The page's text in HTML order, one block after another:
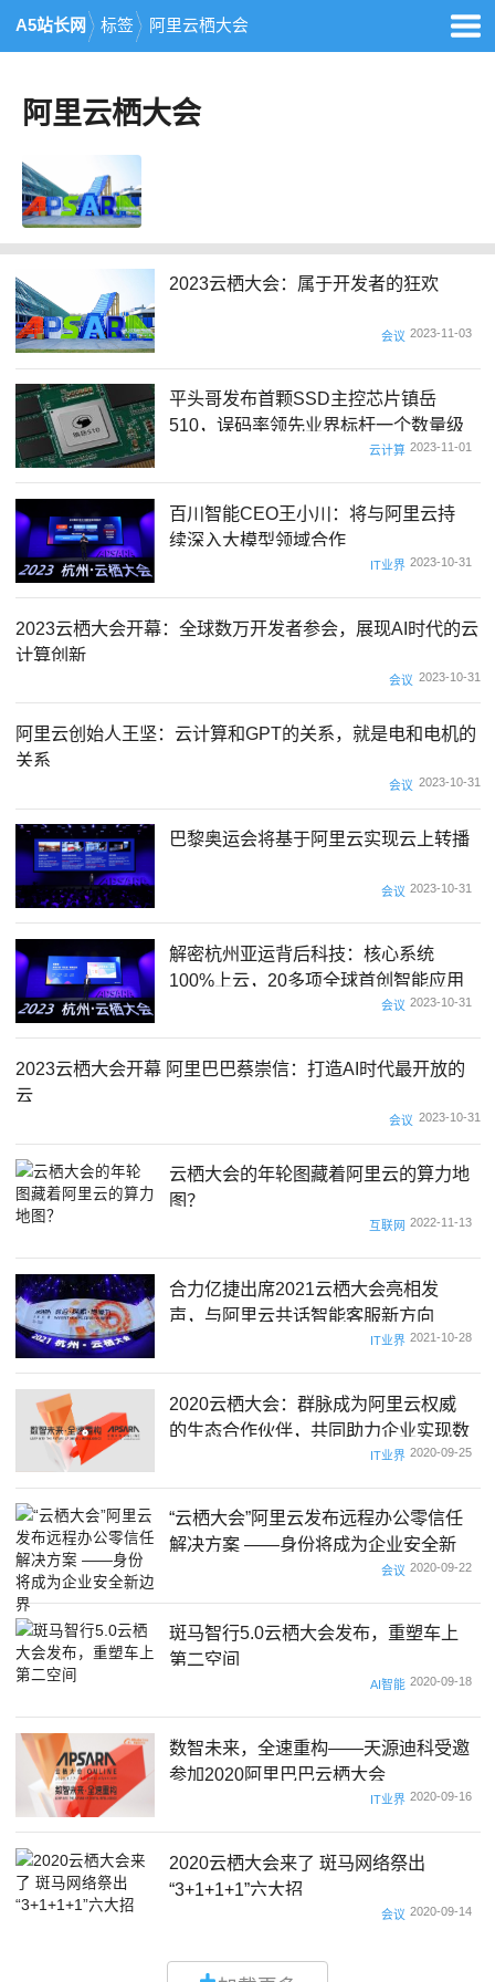
A5站长网 标签 阿里云栖大会
阿里云栖大会
2023云栖大会：属于开发者的狂欢
会议 2023-11-03
平头哥发布首颗SSD主控芯片镇岳
510，误码率领先业界标杆一个数量级
云计算 2023-11-01
百川智能CEO王小川：将与阿里云持
续深入大模型领域合作
IT业界 2023-10-31
2023云栖大会开幕：全球数万开发者参会，展现AI时代的云
计算创新
会议 2023-10-31
阿里云创始人王坚：云计算和GPT的关系，就是电和电机的
关系
会议 2023-10-31
巴黎奥运会将基于阿里云实现云上转播
会议 2023-10-31
解密杭州亚运背后科技：核心系统
100%上云，20多项全球首创智能应用
会议 2023-10-31
2023云栖大会开幕 阿里巴巴蔡崇信：打造AI时代最开放的
云
会议 2023-10-31
云栖大会的年轮图藏着阿里云的算力地
图？
互联网 2022-11-13
合力亿捷出席2021云栖大会亮相发
声，与阿里云共话智能客服新方向
IT业界 2021-10-28
2020云栖大会：群脉成为阿里云权威
的生态合作伙伴，共同助力企业实现数
IT业界 2020-09-25
“云栖大会”阿里云发布远程办公零信任
解决方案 ——身份将成为企业安全新
会议 2020-09-22
斑马智行5.0云栖大会发布，重塑车上
第二空间
AI智能 2020-09-18
数智未来，全速重构——天源迪科受邀
参加2020阿里巴巴云栖大会
IT业界 2020-09-16
2020云栖大会来了 斑马网络祭出
“3+1+1+1”六大招
会议 2020-09-14